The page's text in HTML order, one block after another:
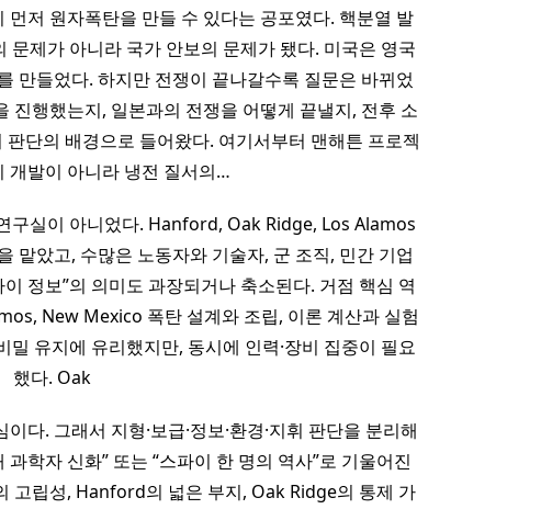
저 원자폭탄을 만들 수 있다는 공포였다. 핵분열 발
문제가 아니라 국가 안보의 문제가 됐다. 미국은 영국
만들었다. 하지만 전쟁이 끝나갈수록 질문은 바뀌었
진행했는지, 일본과의 전쟁을 어떻게 끝낼지, 전후 소
단의 배경으로 들어왔다. 여기서부터 맨해튼 프로젝
개발이 아니라 냉전 질서의…
구실이 아니었다. Hanford, Oak Ridge, Los Alamos
맡았고, 수많은 노동자와 기술자, 군 조직, 민간 기업
정보”의 의미도 과장되거나 축소된다. 거점 핵심 역
New Mexico 폭탄 설계와 조립, 이론 계산과 실험
밀 유지에 유리했지만, 동시에 인력·장비 집중이 필요
했다. Oak
다. 그래서 지형·보급·정보·환경·지휘 판단을 분리해
학자 신화” 또는 “스파이 한 명의 역사”로 기울어진
고립성, Hanford의 넓은 부지, Oak Ridge의 통제 가